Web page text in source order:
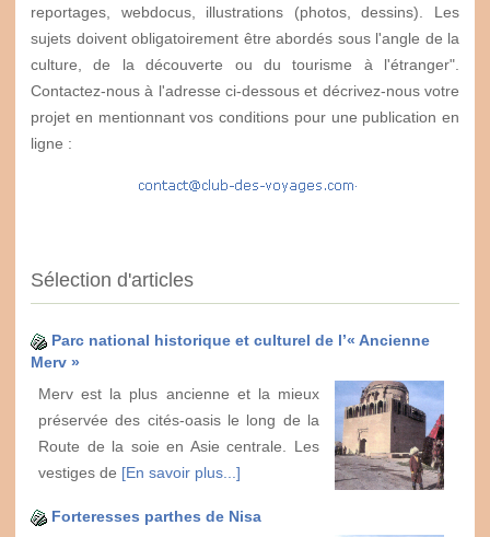
reportages, webdocus, illustrations (photos, dessins). Les
sujets doivent obligatoirement être abordés sous l'angle de la
culture, de la découverte ou du tourisme à l'étranger".
Contactez-nous à l'adresse ci-dessous et décrivez-nous votre
projet en mentionnant vos conditions pour une publication en
ligne :
Sélection d'articles
Parc national historique et culturel de l’« Ancienne
Merv »
Merv est la plus ancienne et la mieux
préservée des cités-oasis le long de la
Route de la soie en Asie centrale. Les
vestiges de [En savoir plus...]
Forteresses parthes de Nisa